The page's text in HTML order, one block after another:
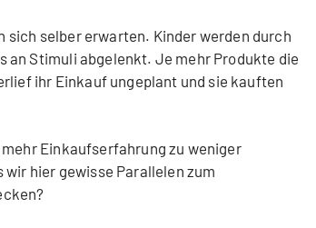
sich selber erwarten. Kinder werden durch
an Stimuli abgelenkt. Je mehr Produkte die
ihr Einkauf ungeplant und sie kauften
Einkaufserfahrung zu weniger
hier gewisse Parallelen zum